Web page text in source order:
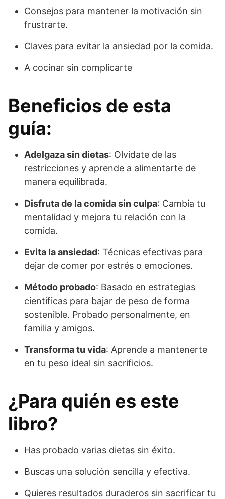
Consejos para mantener la motivación sin
frustrarte.
Claves para evitar la ansiedad por la comida.
A cocinar sin complicarte
Beneficios de esta
guía:
Adelgaza sin dietas: Olvídate de las
restricciones y aprende a alimentarte de
manera equilibrada.
Disfruta de la comida sin culpa: Cambia tu
mentalidad y mejora tu relación con la
comida.
Evita la ansiedad: Técnicas efectivas para
dejar de comer por estrés o emociones.
Método probado: Basado en estrategias
científicas para bajar de peso de forma
sostenible. Probado personalmente, en
familia y amigos.
Transforma tu vida: Aprende a mantenerte
en tu peso ideal sin sacrificios.
¿Para quién es este
libro?
Has probado varias dietas sin éxito.
Buscas una solución sencilla y efectiva.
Quieres resultados duraderos sin sacrificar tu